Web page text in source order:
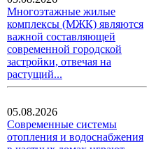
Многоэтажные жилые
комплексы (МЖК) являются
важной составляющей
современной городской
застройки, отвечая на
растущий...
05.08.2026
Современные системы
отопления и водоснабжения